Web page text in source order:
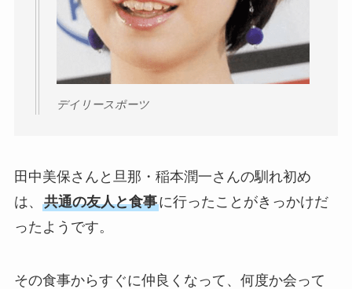
デイリースポーツ
田中美保さんと旦那・稲本潤一さんの馴れ初め
は、 共通の友人と食事に行ったことがきっかけだ
ったようです。
その食事からすぐに仲良くなって、何度か会って